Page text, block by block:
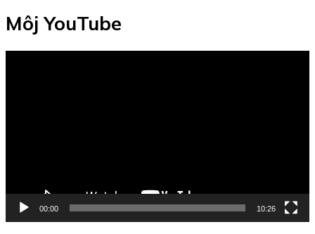
Môj YouTube
00:00 10:26